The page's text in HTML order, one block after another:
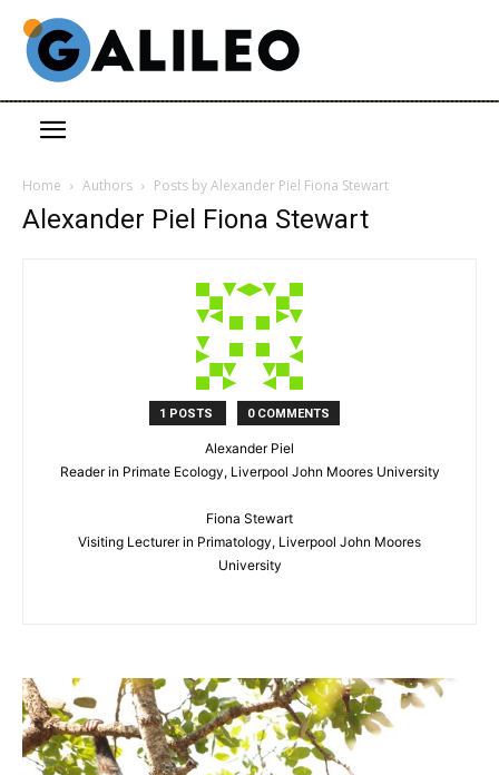
Home Authors Posts by Alexander Piel Fiona Stewart
Alexander Piel Fiona Stewart
1 POSTS 0 COMMENTS
Alexander Piel
Reader in Primate Ecology, Liverpool John Moores University
Fiona Stewart
Visiting Lecturer in Primatology, Liverpool John Moores
University